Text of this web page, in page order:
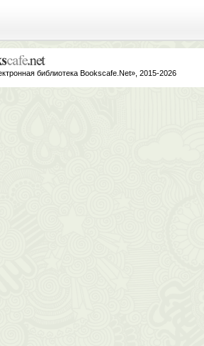
библиотека Bookscafe.Net», 2015-2026